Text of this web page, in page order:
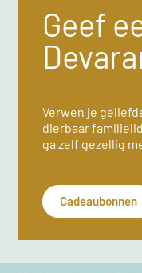
Geef
Verwen je
dierbaar
ga zelf gezellig
Cadeaubonnen